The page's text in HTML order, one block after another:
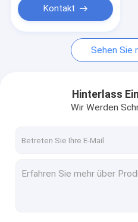
Kontakt
Sehen Sie
Hinterlass
Wir Werden